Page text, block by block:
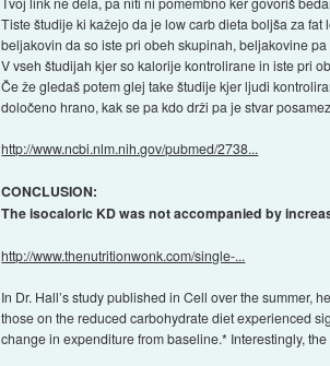
Tiste študije ki kažejo da je low carb dieta boljša za
beljakovin da so iste pri obeh skupinah, beljakovine
V vseh študijah kjer so kalorije kontrolirane in iste pri
Če že gledaš potem glej take študije kjer ljudi
določeno hrano, kak se pa kdo drži pa je stvar
http://www.ncbi.nlm.nih.gov/pubmed/2738...
CONCLUSION:
The isocaloric KD was not accompanied by
http://www.thenutritionwonk.com/single-...
In Dr. Hall’s study published in Cell over the summer,
those on the reduced carbohydrate diet experienced
change in expenditure from baseline.* Interestingly,